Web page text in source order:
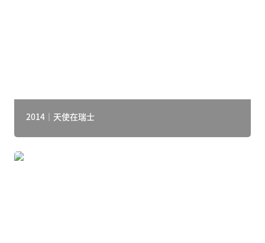
2014｜天使在瑞士
2014｜天使在上海